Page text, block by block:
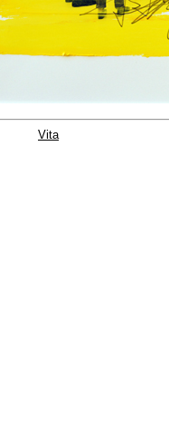
Vita